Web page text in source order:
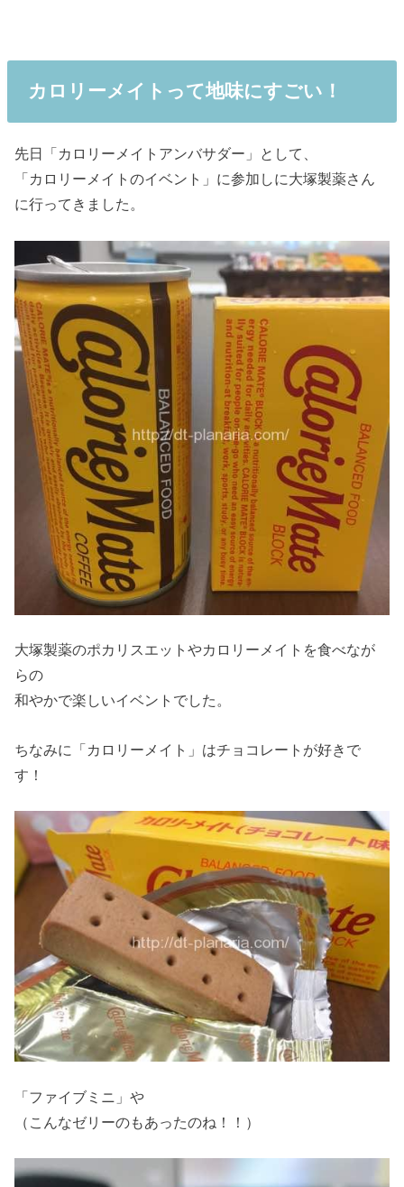
カロリーメイトって地味にすごい！
先日「カロリーメイトアンバサダー」として、
「カロリーメイトのイベント」に参加しに大塚製薬さん
に行ってきました。
大塚製薬のポカリスエットやカロリーメイトを食べなが
らの
和やかで楽しいイベントでした。
ちなみに「カロリーメイト」はチョコレートが好きで
す！
「ファイブミニ」や
（こんなゼリーのもあったのね！！）